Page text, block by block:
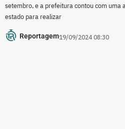
setembro, e a prefeitura contou com uma
estado para realizar
Reportagem19/09/2024 08:30